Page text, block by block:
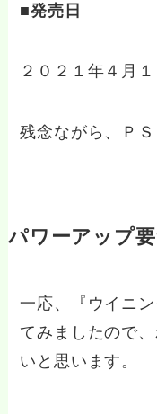
■発売日
２０２１年４月１
残念ながら、Ｐ
パワーアップ
一応、『ウイニ
てみましたので
いと思います。